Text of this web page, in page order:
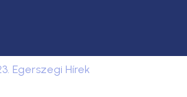
Egerszegi Hírek